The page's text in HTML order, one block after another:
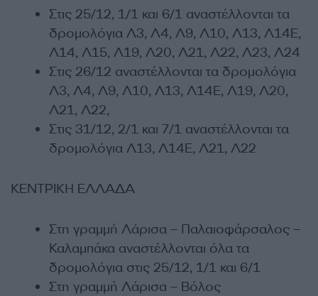
Στις 25/12, 1/1 και 6/1 αναστέλλονται τα
δρομολόγια Λ3, Λ4, Λ9, Λ10, Λ13, Λ14Ε,
Λ14, Λ15, Λ19, Λ20, Λ21, Λ22, Λ23, Λ24
Στις 26/12 αναστέλλονται τα δρομολόγια
Λ3, Λ4, Λ9, Λ10, Λ13, Λ14Ε, Λ19, Λ20,
Λ21, Λ22,
Στις 31/12, 2/1 και 7/1 αναστέλλονται τα
δρομολόγια Λ13, Λ14Ε, Λ21, Λ22
ΚΕΝΤΡΙΚΗ ΕΛΛΑΔΑ
Στη γραμμή Λάρισα – Παλαιοφάρσαλος –
Καλαμπάκα αναστέλλονται όλα τα
δρομολόγια στις 25/12, 1/1 και 6/1
Στη γραμμή Λάρισα – Βόλος